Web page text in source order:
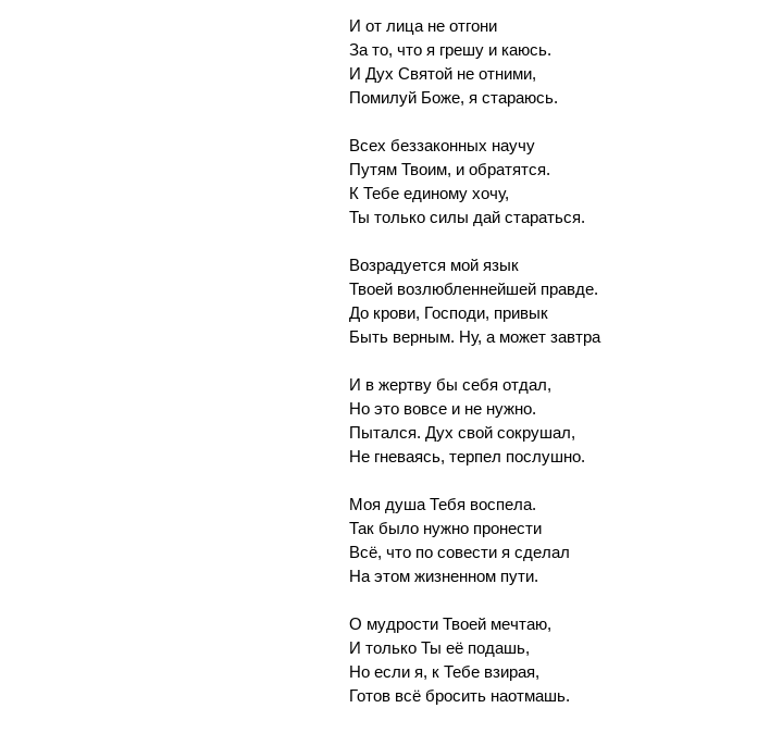
И от лица не отгони
За то, что я грешу и каюсь.
И Дух Святой не отними,
Помилуй Боже, я стараюсь.
Всех беззаконных научу
Путям Твоим, и обратятся.
К Тебе единому хочу,
Ты только силы дай стараться.
Возрадуется мой язык
Твоей возлюбленнейшей правде.
До крови, Господи, привык
Быть верным. Ну, а может завтра
И в жертву бы себя отдал,
Но это вовсе и не нужно.
Пытался. Дух свой сокрушал,
Не гневаясь, терпел послушно.
Моя душа Тебя воспела.
Так было нужно пронести
Всё, что по совести я сделал
На этом жизненном пути.
О мудрости Твоей мечтаю,
И только Ты её подашь,
Но если я, к Тебе взирая,
Готов всё бросить наотмашь.